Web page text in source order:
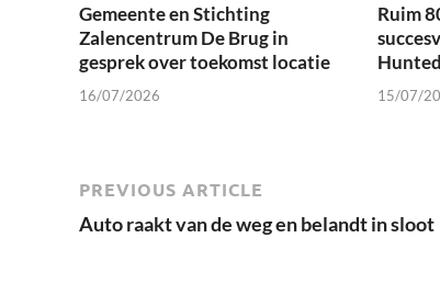
Gemeente en Stichting
Zalencentrum De Brug in
gesprek over toekomst locatie
16/07/2026
Ruim
15/07/
PREVIOUS ARTICLE
Auto raakt van de weg en belandt in sloot